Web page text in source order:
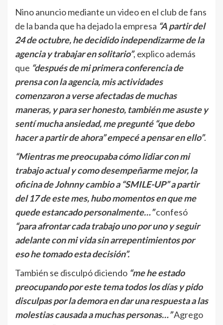
Nino anuncio mediante un video en el club de fans
de la banda que ha dejado la empresa “A partir del
24 de octubre, he decidido independizarme de la
agencia y trabajar en solitario”, explico además
que “después de mi primera conferencia de
prensa con la agencia, mis actividades
comenzaron a verse afectadas de muchas
maneras, y para ser honesto, también me asuste y
sentí mucha ansiedad, me pregunté “que debo
hacer a partir de ahora” empecé a pensar en ello”.
“Mientras me preocupaba cómo lidiar con mi
trabajo actual y como desempeñarme mejor, la
oficina de Johnny cambio a “SMILE-UP” a partir
del 17 de este mes, hubo momentos en que me
quede estancado personalmente…”confesó
“para afrontar cada trabajo uno por uno y seguir
adelante con mi vida sin arrepentimientos por
eso he tomado esta decisión”.
También se disculpó diciendo “me he estado
preocupando por este tema todos los días y pido
disculpas por la demora en dar una respuesta a las
molestias causada a muchas personas…”Agrego